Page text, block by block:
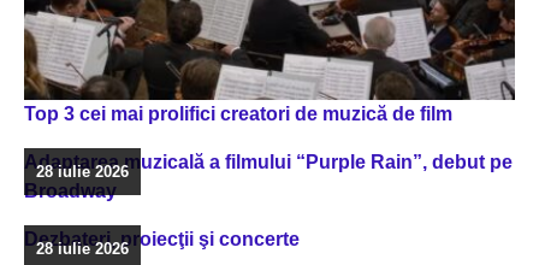
Top 3 cei mai prolifici creatori de muzică de film
Adaptarea muzicală a filmului “Purple Rain”, debut pe
Broadway
28 iulie 2026
Dezbateri, proiecţii şi concerte
28 iulie 2026